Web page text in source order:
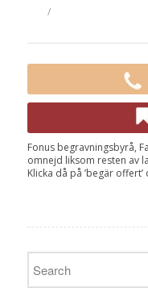
/
Fonus begravningsbyrå,
omnejd liksom resten av
Klicka då på ’begär